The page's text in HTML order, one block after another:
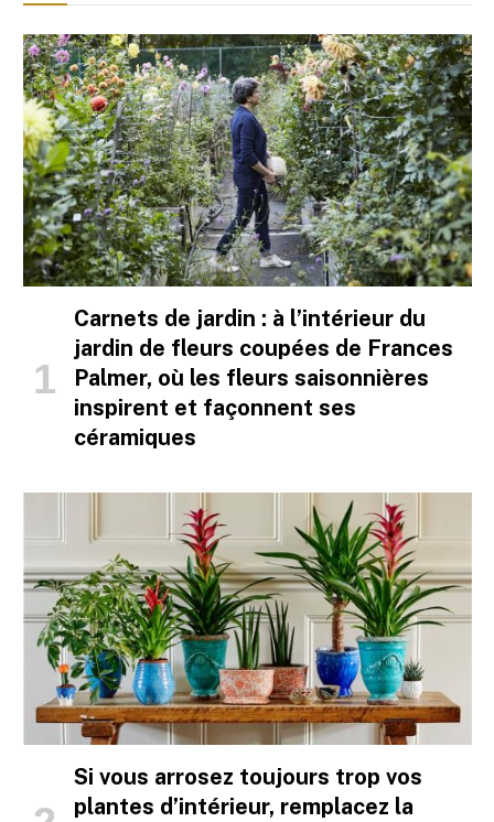
Carnets de jardin : à l’intérieur du
jardin de fleurs coupées de Frances
Palmer, où les fleurs saisonnières
inspirent et façonnent ses
céramiques
Si vous arrosez toujours trop vos
plantes d’intérieur, remplacez la